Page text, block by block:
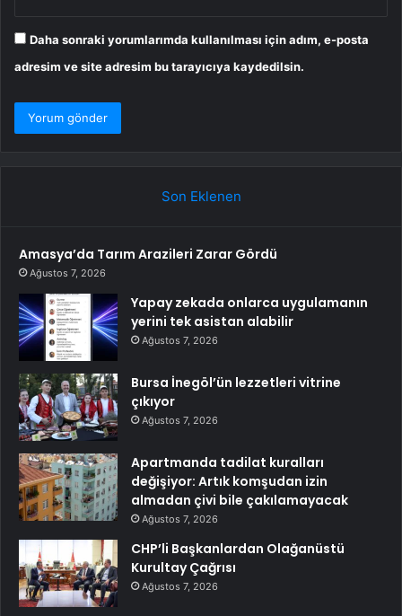
Daha sonraki yorumlarımda kullanılması için adım, e-posta
adresim ve site adresim bu tarayıcıya kaydedilsin.
Son Eklenen
Amasya’da Tarım Arazileri Zarar Gördü
Ağustos 7, 2026
Yapay zekada onlarca uygulamanın
yerini tek asistan alabilir
Ağustos 7, 2026
Bursa İnegöl’ün lezzetleri vitrine
çıkıyor
Ağustos 7, 2026
Apartmanda tadilat kuralları
değişiyor: Artık komşudan izin
almadan çivi bile çakılamayacak
Ağustos 7, 2026
CHP’li Başkanlardan Olağanüstü
Kurultay Çağrısı
Ağustos 7, 2026